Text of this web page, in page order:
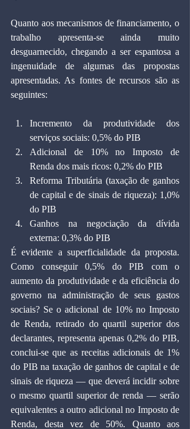
Quanto aos mecanismos de financiamento, o
trabalho apresenta-se ainda muito
desguarnecido, chegando a ser espantosa a
ingenuidade de algumas das propostas
apresentadas. As fontes de recursos são as
seguintes:
Incremento da produtividade dos
serviços sociais: 0,5% do PIB
Adicional de 10% no Imposto de
Renda dos mais ricos: 0,2% do PIB
Reforma Tributária (taxação de ganhos
de capital e de sinais de riqueza): 1,0%
do PIB
Ganhos na negociação da dívida
externa: 0,3% do PIB
É evidente a superficialidade da proposta.
Como conseguir 0,5% do PIB com o
aumento da produtividade e da eficiência do
governo na administração de seus gastos
sociais? Se o adicional de 10% no Imposto
de Renda, retirado do quartil superior dos
declarantes, representa apenas 0,2% do PIB,
conclui-se que as receitas adicionais de 1%
do PIB na taxação de ganhos de capital e de
sinais de riqueza — que deverá incidir sobre
o mesmo quartil superior de renda — serão
equivalentes a outro adicional no Imposto de
Renda, desta vez de 50%. Quanto aos